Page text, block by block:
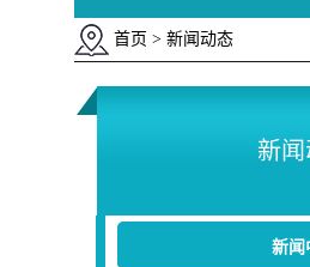
首页 > 新闻动态
新
新闻